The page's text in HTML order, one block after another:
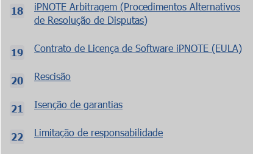
iPNOTE Arbitragem (Procedimentos Alternativos
de Resolução de Disputas)
Contrato de Licença de Software iPNOTE (EULA)
Rescisão
Isenção de garantias
Limitação de responsabilidade